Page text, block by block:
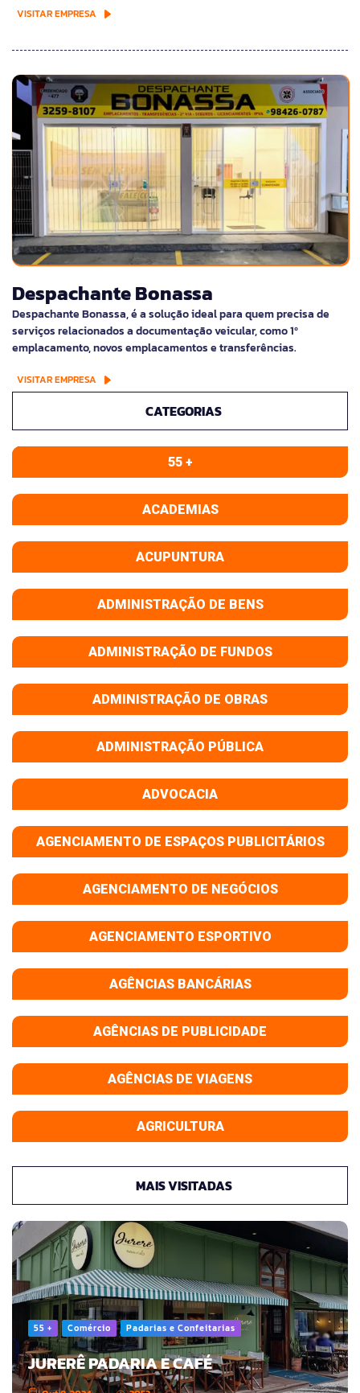
VISITAR EMPRESA
Despachante Bonassa
Despachante Bonassa, é a solução ideal para quem precisa de
serviços relacionados a documentação veicular, como 1º
emplacamento, novos emplacamentos e transferências.
VISITAR EMPRESA
CATEGORIAS
55 +
ACADEMIAS
ACUPUNTURA
ADMINISTRAÇÃO DE BENS
ADMINISTRAÇÃO DE FUNDOS
ADMINISTRAÇÃO DE OBRAS
ADMINISTRAÇÃO PÚBLICA
ADVOCACIA
AGENCIAMENTO DE ESPAÇOS PUBLICITÁRIOS
AGENCIAMENTO DE NEGÓCIOS
AGENCIAMENTO ESPORTIVO
AGÊNCIAS BANCÁRIAS
AGÊNCIAS DE PUBLICIDADE
AGÊNCIAS DE VIAGENS
AGRICULTURA
MAIS VISITADAS
55 + Comércio Padarias e Confeitarias
JURERÊ PADARIA E CAFÉ